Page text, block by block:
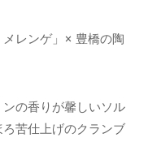
レンゲ」× 豊橋の陶
の香りが馨しいソル
苦仕上げのクランブ